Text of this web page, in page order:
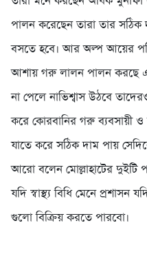
পালন করেছেন তারা তার
বসতে হবে। আর অল্প আয়ের
আশায় গরু লালন পালন করছে
না পেলে নাভিশ্বাস উঠবে
করে কোরবানির গরু ব্যবসায়ী
যাতে করে সঠিক দাম পায়
আরো বলেন মোল্লাহাটের দুইটি
যদি স্বাস্থ্য বিধি মেনে
গুলো বিক্রিয় করতে পারবো।